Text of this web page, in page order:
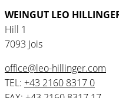
WEINGUT LEO
Hill 1
7093 Jois
office@leo-hillinger.com
TEL: +43 2160 8317 0